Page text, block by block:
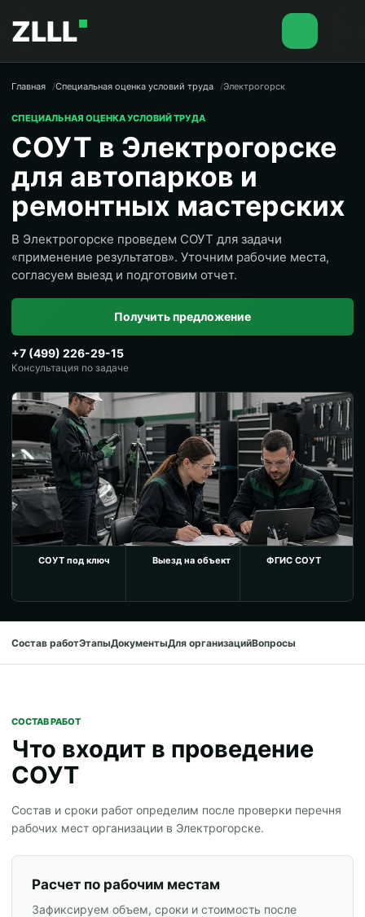
ZLLL
Главная Специальная оценка условий труда Электрогорск
СПЕЦИАЛЬНАЯ ОЦЕНКА УСЛОВИЙ ТРУДА
СОУТ в Электрогорске
для автопарков и
ремонтных мастерских
В Электрогорске проведем СОУТ для задачи
«применение результатов». Уточним рабочие места,
согласуем выезд и подготовим отчет.
Получить предложение
+7 (499) 226-29-15
Консультация по задаче
СОУТ под ключ Выезд на объект ФГИС СОУТ
Состав работЭтапыДокументыДля организацийВопросы
СОСТАВ РАБОТ
Что входит в проведение
СОУТ
Состав и сроки работ определим после проверки перечня
рабочих мест организации в Электрогорске.
Расчет по рабочим местам
Зафиксируем объем, сроки и стоимость после